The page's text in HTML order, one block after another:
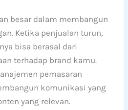
besar dalam membangun
Ketika penjualan turun,
bisa berasal dari
terhadap brand kamu.
pemasaran
komunikasi yang
yang relevan.